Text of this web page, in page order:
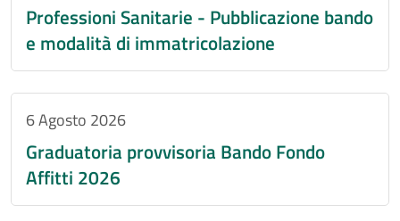
Professioni Sanitarie - Pubblicazione bando
e modalità di immatricolazione
6 Agosto 2026
Graduatoria provvisoria Bando Fondo
Affitti 2026